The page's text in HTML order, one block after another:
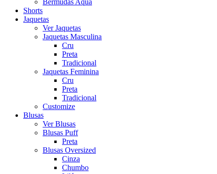
Bermudas Aqua
Shorts
Jaquetas
Ver Jaquetas
Jaquetas Masculina
Cru
Preta
Tradicional
Jaquetas Feminina
Cru
Preta
Tradicional
Customize
Blusas
Ver Blusas
Blusas Puff
Preta
Blusas Oversized
Cinza
Chumbo